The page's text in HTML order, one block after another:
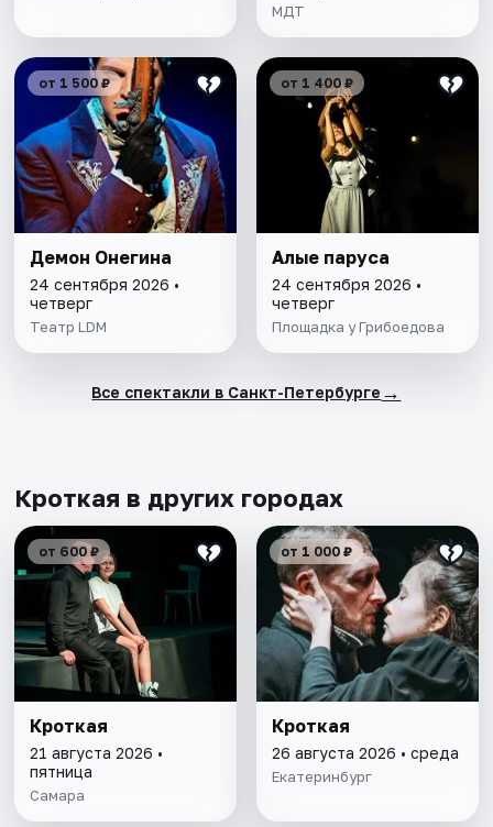
МДТ
от 1 500 ₽
Демон Онегина
24 сентября 2026 •
четверг
Театр LDM
от 1 400 ₽
Алые паруса
24 сентября 2026 •
четверг
Площадка у Грибоедова
Все спектакли в Санкт-Петербурге →
Кроткая в других городах
от 600 ₽
Кроткая
21 августа 2026 •
пятница
Самара
от 1 000 ₽
Кроткая
26 августа 2026 • среда
Екатеринбург